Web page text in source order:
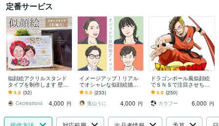
定番サービス
似顔絵アクリルスタンド
タイプを制作します 壁穴
が開けられない賃貸でも
安心！受け手に配慮した
ギフト♪
4.9 (32)
C4creations
4,000 円
イメージアップ！リアル
でオシャレな似顔絵描き
ます あなたの魅力を最大
限に活かしたシンプルア
イコン
5.0 (233)
兎山うに
4,000 円
ドラゴンボール風似顔絵
でＳＮＳで注目させちゃ
います お誕生日や還暦の
プレゼントにＤＢ風似顔
絵でサプライズ★！
4.9 (250)
カラフー
6,000 円